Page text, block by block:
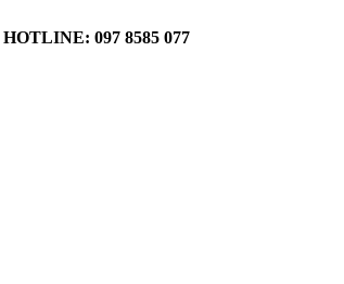
HOTLINE: 097 8585 077